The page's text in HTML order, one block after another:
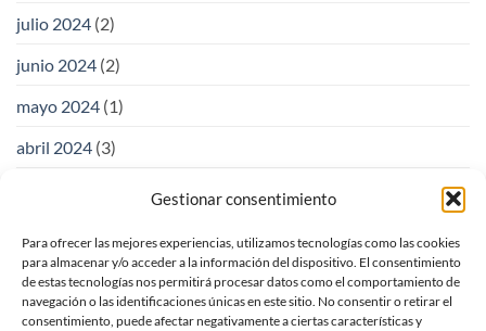
Gestionar consentimiento
Para ofrecer las mejores experiencias, utilizamos tecnologías como las cookies
para almacenar y/o acceder a la información del dispositivo. El consentimiento
de estas tecnologías nos permitirá procesar datos como el comportamiento de
navegación o las identificaciones únicas en este sitio. No consentir o retirar el
consentimiento, puede afectar negativamente a ciertas características y
julio 2024 (2)
junio 2024 (2)
mayo 2024 (1)
abril 2024 (3)
enero 2024(1)
octubre 2023(1)